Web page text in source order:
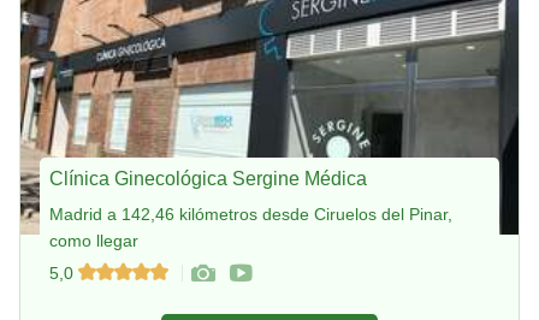
Clínica Ginecológica Sergine Médica
Madrid a 142,46 kilómetros desde Ciruelos del Pinar,
como llegar
5,0